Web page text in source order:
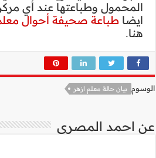
ويمكنك
وتعليممن